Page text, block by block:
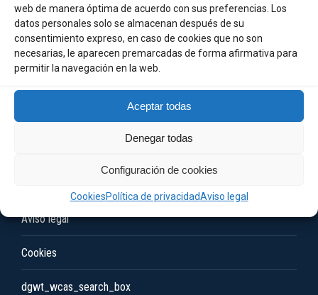
web de manera óptima de acuerdo con sus preferencias. Los
datos personales solo se almacenan después de su
consentimiento expreso, en caso de cookies que no son
necesarias, le aparecen premarcadas de forma afirmativa para
permitir la navegación en la web.
Aceptar todas
Denegar todas
Configuración de cookies
CookiesPolítica de privacidadAviso legal
Mi cuenta
Carrito
Aviso legal
Cookies
dgwt_wcas_search_box